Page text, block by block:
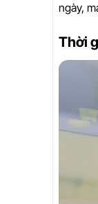
ngày,
Thời